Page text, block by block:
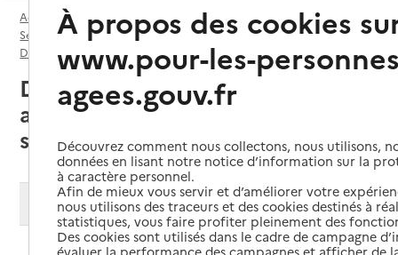
Accueil
Espace annuaire
Services autonomie à domicile (aide et soins) par département
Doubs (25)
Service autonomie à domicile (aide et soins)
Doubs (25) : liste des 19 services
autonomie à domicile (aide et
soins)
Modifier ma recherche
À propos des cookies
www.pour-les-
agees.gouv.fr
Découvrez comment nous collectons, nous utilisons,
données en lisant notre notice d’information sur la
à caractère personnel.
Afin de mieux vous servir et d’améliorer votre
nous utilisons des traceurs et des cookies destinés à
statistiques, vous faire profiter pleinement des
Des cookies sont utilisés dans le cadre de campagne
évaluer la performance des campagnes et afficher de